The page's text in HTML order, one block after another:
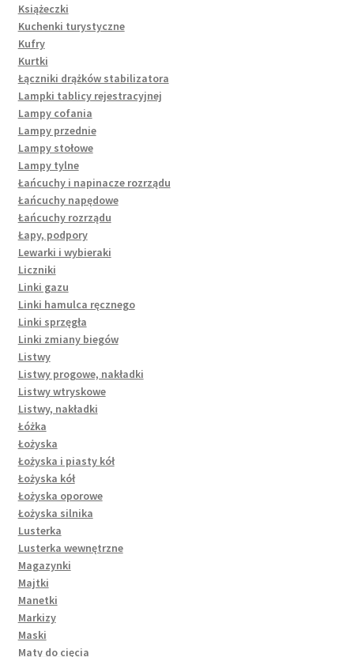
Książeczki
Kuchenki turystyczne
Kufry
Kurtki
Łączniki drążków stabilizatora
Lampki tablicy rejestracyjnej
Lampy cofania
Lampy przednie
Lampy stołowe
Lampy tylne
Łańcuchy i napinacze rozrządu
Łańcuchy napędowe
Łańcuchy rozrządu
Łapy, podpory
Lewarki i wybieraki
Liczniki
Linki gazu
Linki hamulca ręcznego
Linki sprzęgła
Linki zmiany biegów
Listwy
Listwy progowe, nakładki
Listwy wtryskowe
Listwy, nakładki
Łóżka
Łożyska
Łożyska i piasty kół
Łożyska kół
Łożyska oporowe
Łożyska silnika
Lusterka
Lusterka wewnętrzne
Magazynki
Majtki
Manetki
Markizy
Maski
Maty do cięcia